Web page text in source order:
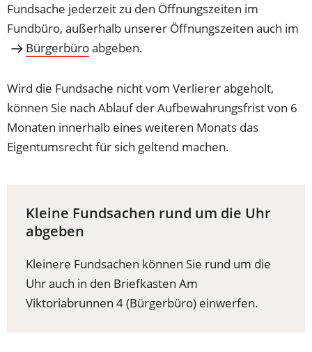
Fundsache jederzeit zu den Öffnungszeiten im
Fundbüro, außerhalb unserer Öffnungszeiten auch im
Bürgerbüroabgeben.
Wird die Fundsache nicht vom Verlierer abgeholt,
können Sie nach Ablauf der Aufbewahrungsfrist von 6
Monaten innerhalb eines weiteren Monats das
Eigentumsrecht für sich geltend machen.
Kleine Fundsachen rund um die Uhr
abgeben
Kleinere Fundsachen können Sie rund um die
Uhr auch in den Briefkasten Am
Viktoriabrunnen 4 (Bürgerbüro) einwerfen.